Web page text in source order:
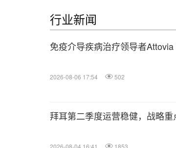
行业新闻
免疫介导疾病治疗领导者
2026-08-06 17:54 502
拜耳第二季度运营稳健，战略